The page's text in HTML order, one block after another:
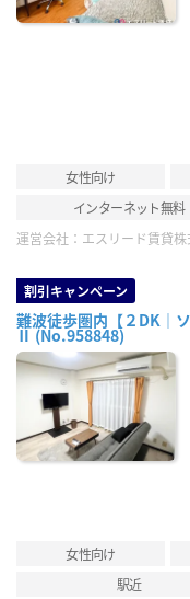
女性向け
インターネット無料
運営会社： エスリード賃貸
割引キャンペーン
難波徒歩圏内【２DK｜
Ⅱ (No.958848)
女性向け
駅近